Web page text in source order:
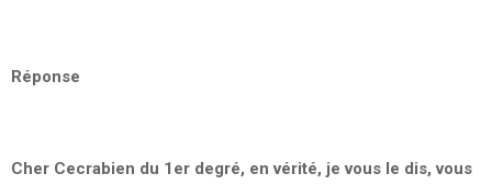
Réponse
Cher Cecrabien du 1er degré, en vérité, je vous le dis, vous